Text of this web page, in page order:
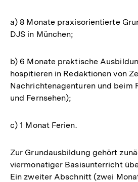
a) 8 Monate praxisorientierte
DJS in München;
b) 6 Monate praktische
hospitieren in Redaktionen von
Nachrichtenagenturen und beim
und Fernsehen);
c) 1 Monat Ferien.
Zur Grundausbildung gehört
viermonatiger Basisunterricht
Ein zweiter Abschnitt (zwei